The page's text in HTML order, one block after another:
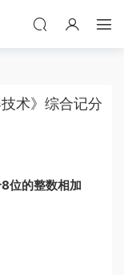
术》综合记分
位的整数相加